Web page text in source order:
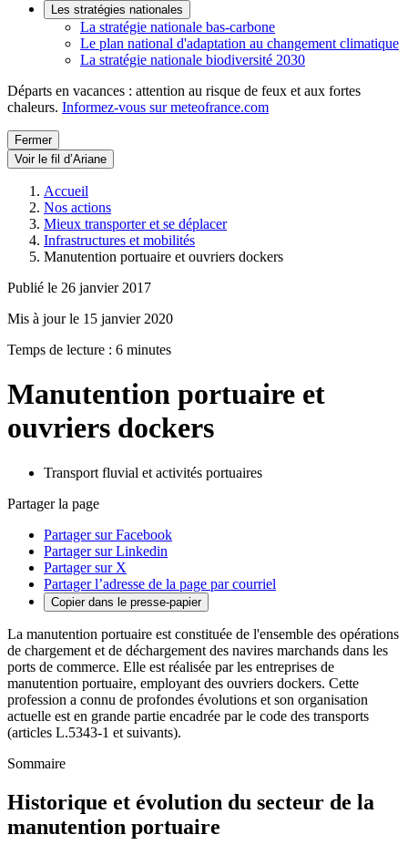
Les stratégies nationales
La stratégie nationale bas-carbone
Le plan national d'adaptation au changement climatique
La stratégie nationale biodiversité 2030
Départs en vacances : attention au risque de feux et aux fortes
chaleurs. Informez-vous sur meteofrance.com
Fermer
Voir le fil d’Ariane
Accueil
Nos actions
Mieux transporter et se déplacer
Infrastructures et mobilités
Manutention portuaire et ouvriers dockers
Publié le 26 janvier 2017
Mis à jour le 15 janvier 2020
Temps de lecture : 6 minutes
Manutention portuaire et
ouvriers dockers
Transport fluvial et activités portuaires
Partager la page
Partager sur Facebook
Partager sur Linkedin
Partager sur X
Partager l’adresse de la page par courriel
Copier dans le presse-papier
La manutention portuaire est constituée de l'ensemble des opérations
de chargement et de déchargement des navires marchands dans les
ports de commerce. Elle est réalisée par les entreprises de
manutention portuaire, employant des ouvriers dockers. Cette
profession a connu de profondes évolutions et son organisation
actuelle est en grande partie encadrée par le code des transports
(articles L.5343-1 et suivants).
Sommaire
Historique et évolution du secteur de la
manutention portuaire